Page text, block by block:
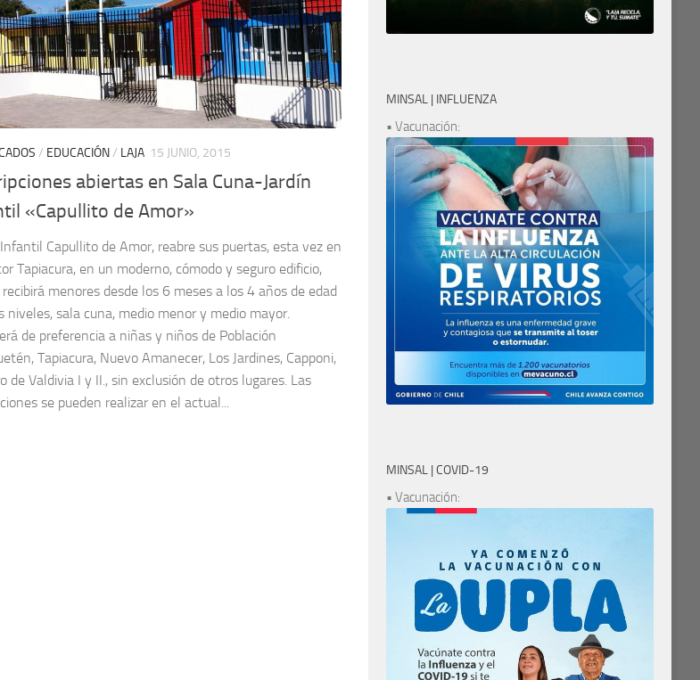
/ EDUCACIÓN/ LAJA 15 JUNIO, 2015
abiertas en Sala Cuna-Jardín
«Capullito de Amor»
Infantil Capullito de Amor, reabre sus puertas, esta vez en
Tapiacura, en un moderno, cómodo y seguro edificio,
menores desde los 6 meses a los 4 años de edad
niveles, sala cuna, medio menor y medio mayor.
de preferencia a niñas y niños de Población
Tapiacura, Nuevo Amanecer, Los Jardines, Capponi,
de Valdivia I y II., sin exclusión de otros lugares. Las
se pueden realizar en el actual...
MINSAL | INFLUENZA
• Vacunación:
MINSAL | COVID-19
• Vacunación: